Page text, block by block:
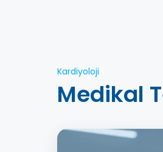
Kardiyoloji
Medikal